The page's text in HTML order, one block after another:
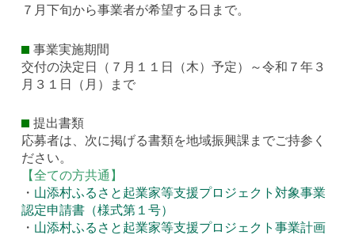
７月下旬から事業者が希望する日まで。
事業実施期間
交付の決定日（７月１１日（木）予定）～令和７年３
月３１日（月）まで
提出書類
応募者は、次に掲げる書類を地域振興課までご持参く
ださい。
【全ての方共通】
・ 山添村ふるさと起業家等支援プロジェクト対象事業
認定申請書（様式第１号）
・ 山添村ふるさと起業家等支援プロジェクト事業計画